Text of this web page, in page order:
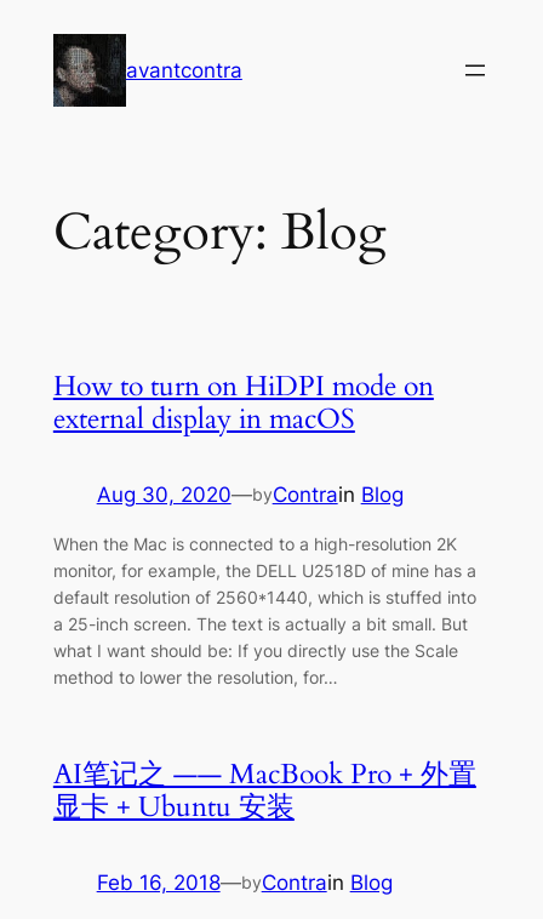
content
avantcontra
Category: Blog
How to turn on HiDPI mode on
external display in macOS
Aug 30, 2020—byContrain Blog
When the Mac is connected to a high-resolution 2K
monitor, for example, the DELL U2518D of mine has a
default resolution of 2560*1440, which is stuffed into
a 25-inch screen. The text is actually a bit small. But
what I want should be: If you directly use the Scale
method to lower the resolution, for…
AI笔记之 —— MacBook Pro + 外置
显卡 + Ubuntu 安装
Feb 16, 2018—byContrain Blog